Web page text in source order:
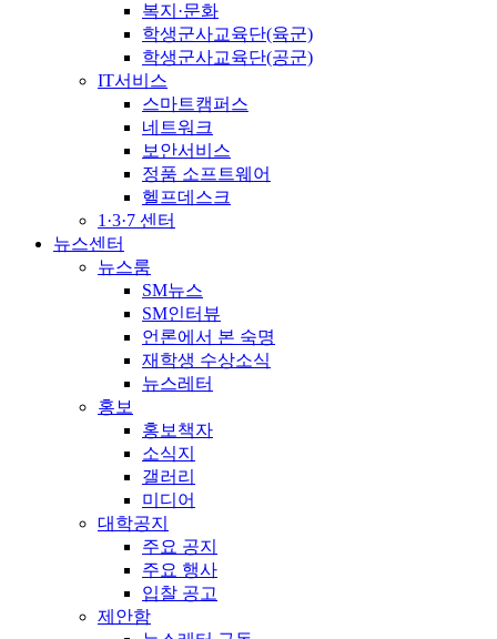
복지·문화
학생군사교육단(육군)
학생군사교육단(공군)
IT서비스
스마트캠퍼스
네트워크
보안서비스
정품 소프트웨어
헬프데스크
1·3·7 센터
뉴스센터
뉴스룸
SM뉴스
SM인터뷰
언론에서 본 숙명
재학생 수상소식
뉴스레터
홍보
홍보책자
소식지
갤러리
미디어
대학공지
주요 공지
주요 행사
입찰 공고
제안함